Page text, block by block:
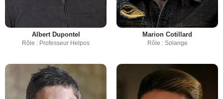
Albert Dupontel
Rôle : Professeur Helpos
Marion Cotillard
Rôle : Solange